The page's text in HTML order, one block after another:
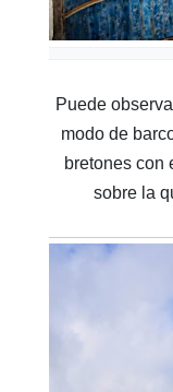
Puede
modo de
bretones con
sobre la